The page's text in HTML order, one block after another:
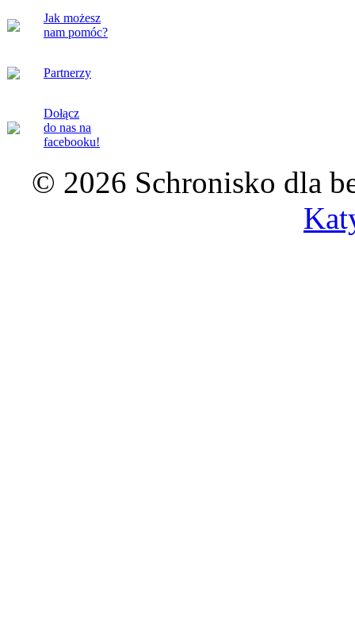
Jak możesz
nam pomóc?
Partnerzy
Dołącz
do nas na
facebooku!
© 2026 Schronisko dla